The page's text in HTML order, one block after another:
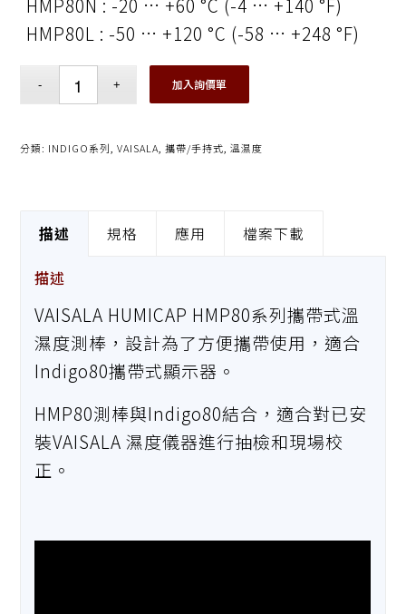
HMP80L : -50 … +120 °C (-58 … +248 °F)
加入詢價單
分類: INDIGO系列 ,VAISALA ,攜帶/手持式 ,溫濕度
描述 規格 應用 檔案下載
描述
VAISALA HUMICAP HMP80系列攜帶式溫
濕度測棒，設計為了方便攜帶使用，適合
Indigo80攜帶式顯示器。
HMP80測棒與Indigo80結合，適合對已安
裝VAISALA 濕度儀器進行抽檢和現場校
正。